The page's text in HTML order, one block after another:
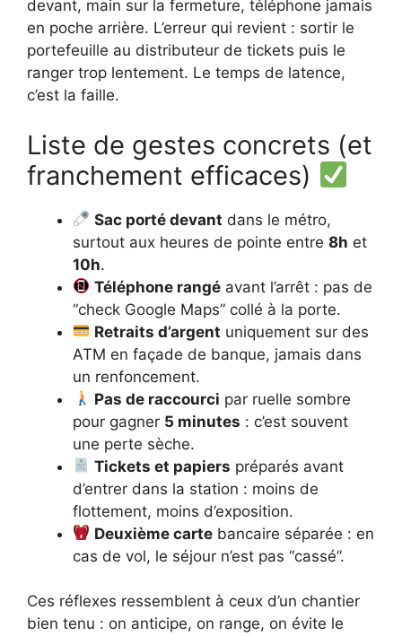
devant, main sur la fermeture, téléphone jamais
en poche arrière. L’erreur qui revient : sortir le
portefeuille au distributeur de tickets puis le
ranger trop lentement. Le temps de latence,
c’est la faille.
Liste de gestes concrets (et
franchement efficaces)
Sac porté devant dans le métro,
surtout aux heures de pointe entre 8h et
10h.
Téléphone rangé avant l’arrêt : pas de
“check Google Maps” collé à la porte.
Retraits d’argent uniquement sur des
ATM en façade de banque, jamais dans
un renfoncement.
Pas de raccourci par ruelle sombre
pour gagner 5 minutes : c’est souvent
une perte sèche.
Tickets et papiers préparés avant
d’entrer dans la station : moins de
flottement, moins d’exposition.
Deuxième carte bancaire séparée : en
cas de vol, le séjour n’est pas “cassé”.
Ces réflexes ressemblent à ceux d’un chantier
bien tenu : on anticipe, on range, on évite le